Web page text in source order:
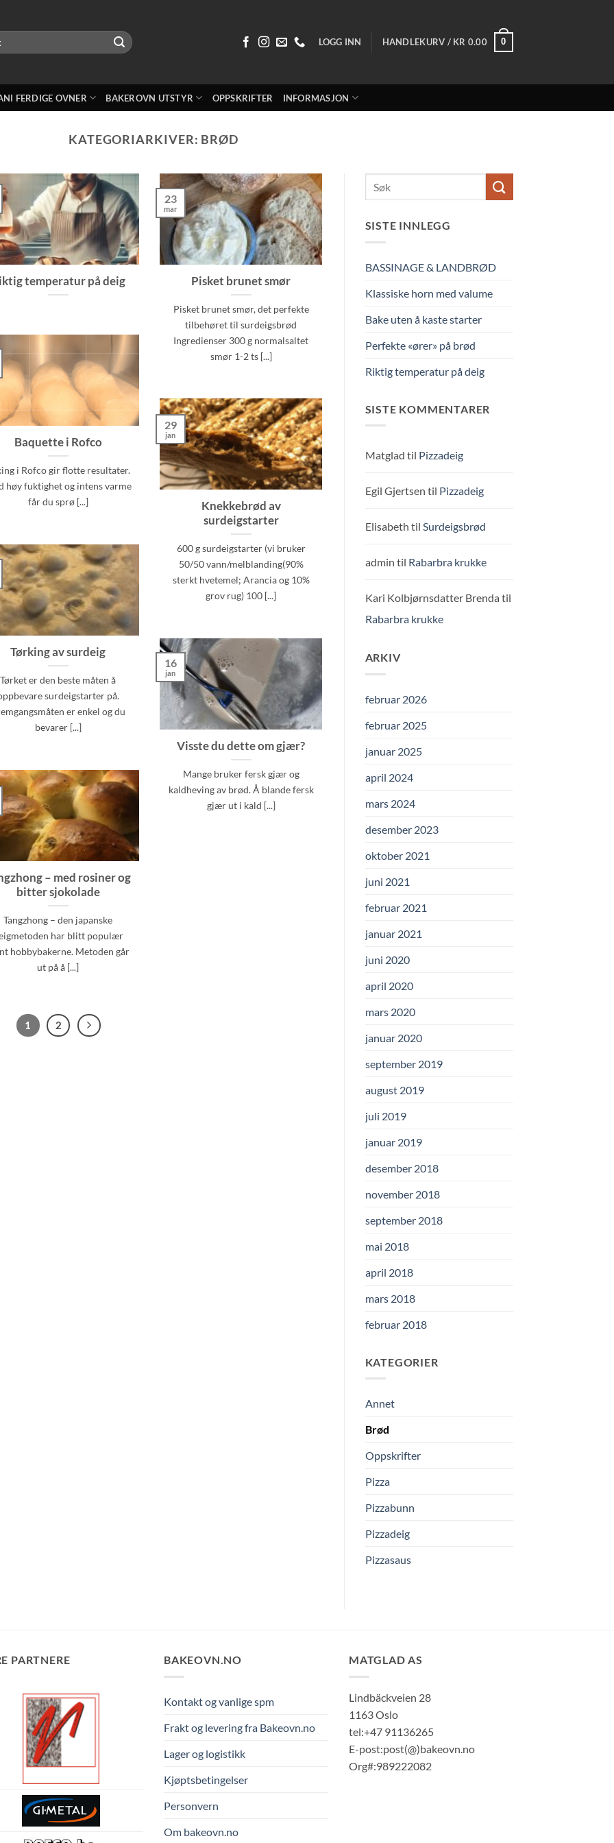
LOGG INN HANDLEKURV / KR 0.00 0
FERDIGE OVNER BAKEROVN UTSTYR OPPSKRIFTER INFORMASJON
KATEGORIARKIVER: BRØD
temperatur på deig Pisket brunet smør
Pisket brunet smør, det perfekte
tilbehøret til surdeigsbrød
Ingredienser 300 g normalsaltet
smør 1-2 ts [...]
23
mar
Baquette i Rofco
i Rofco gir flotte resultater.
høy fuktighet og intens varme
får du sprø [...]
Knekkebrød av
surdeigstarter
600 g surdeigstarter (vi bruker
50/50 vann/melblanding(90%
sterkt hvetemel; Arancia og 10%
grov rug) 100 [...]
29
jan
Tørking av surdeig
Tørket er den beste måten å
surdeigstarter på.
er enkel og du
bevarer [...]
Visste du dette om gjær?
Mange bruker fersk gjær og
kaldheving av brød. Å blande fersk
gjær ut i kald [...]
16
jan
– med rosiner og
bitter sjokolade
Tangzhong – den japanske
har blitt populær
hobbybakerne. Metoden går
ut på å [...]
1 2
SISTE INNLEGG
BASSINAGE & LANDBRØD
Klassiske horn med valume
Bake uten å kaste starter
Perfekte «ører» på brød
Riktig temperatur på deig
SISTE KOMMENTARER
Matglad til Pizzadeig
Egil Gjertsen til Pizzadeig
Elisabeth til Surdeigsbrød
admin til Rabarbra krukke
Kari Kolbjørnsdatter Brenda til
Rabarbra krukke
ARKIV
februar 2026
februar 2025
januar 2025
april 2024
mars 2024
desember 2023
oktober 2021
juni 2021
februar 2021
januar 2021
juni 2020
april 2020
mars 2020
januar 2020
september 2019
august 2019
juli 2019
januar 2019
desember 2018
november 2018
september 2018
mai 2018
april 2018
mars 2018
februar 2018
KATEGORIER
Annet
Brød
Oppskrifter
Pizza
Pizzabunn
Pizzadeig
Pizzasaus
PARTNERE BAKEOVN.NO
Kontakt og vanlige spm
Frakt og levering fra Bakeovn.no
Lager og logistikk
Kjøptsbetingelser
Personvern
Om bakeovn.no
MATGLAD AS
Lindbäckveien 28
1163 Oslo
tel:+47 91136265
E-post:post(@)bakeovn.no
Org#:989222082